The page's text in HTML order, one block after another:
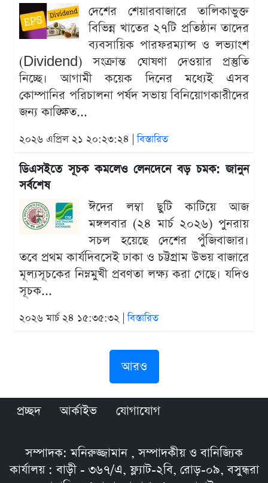
দেশের শেয়ারবাজারে তালিকাভুক্ত
বিভিন্ন খাতের ২৭টি প্রতিষ্ঠান তাদের
ব্যবসায়িক পারফরম্যান্স ও লভ্যাংশ
(Dividend) সংক্রান্ত ঘোষণা দেওয়ার প্রস্তুতি
নিচ্ছে। আগামী কয়েক দিনের মধ্যেই এসব
কোম্পানির পরিচালনা পর্ষদ সভায় বিনিয়োগকারীদের
জন্য কাঙ্ক্ষিত...
২০২৬ এপ্রিল ২১ ২০:২৩:২৪ |বিস্তারিত
ডিএসইতে সূচক কমলেও লেনদেনে বড় চমক: জানুন
সর্বশেষ
ঈদের লম্বা ছুটি কাটিয়ে আজ
মঙ্গলবার (২৪ মার্চ ২০২৬) পুনরায়
সচল হয়েছে দেশের পুঁজিবাজার।
তবে প্রথম কার্যদিবসেই ঢাকা ও চট্টগ্রাম উভয় বাজারে
মূল্যসূচকের নিম্নমুখী প্রবণতা লক্ষ্য করা গেছে। যদিও
সূচক...
২০২৬ মার্চ ২৪ ১৫:৩৫:৩২ |বিস্তারিত
আরও
প্রচ্ছদ আর্কাইভ যোগাযোগ
সম্পাদক: মনিরুজ্জামান , সম্পাদকীয় ও বানিজ্যিক
কার্যালয় : বাড়ী - ৩৬৭/এ, ফ্ল্যাট-২বি, রোড়-০৯, বসুন্ধরা